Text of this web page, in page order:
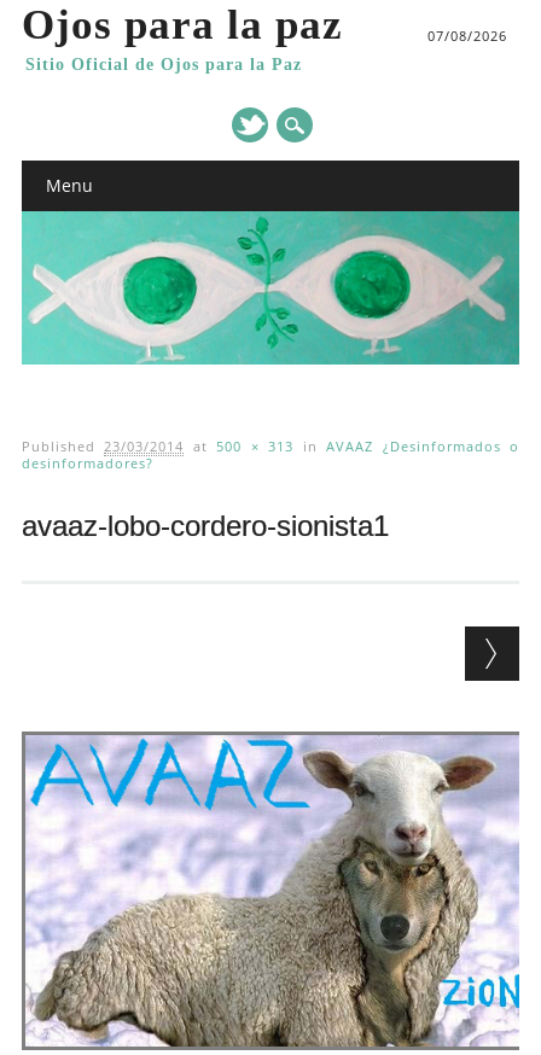
Ojos para la paz
Sitio Oficial de Ojos para la Paz
07/08/2026
Main menu
Menu
Published 23/03/2014 at 500 × 313 inAVAAZ ¿Desinformados o
desinformadores?
avaaz-lobo-cordero-sionista1